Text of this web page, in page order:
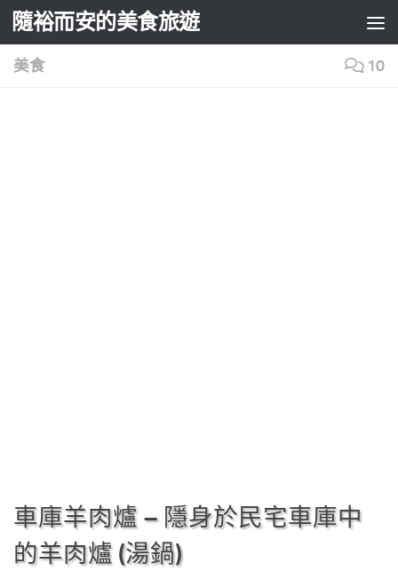
Skip to content
隨裕而安的美食旅遊
美食 10
車庫羊肉爐 – 隱身於民宅車庫中
的羊肉爐 (湯鍋)